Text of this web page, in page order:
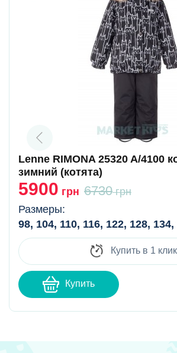
Lenne RIMONA 25320 A/4100
зимний (котята)
5900 грн 6730грн
Размеры:
98, 104, 110, 116, 122, 128, 134,
Купить в 1 клик
Купить